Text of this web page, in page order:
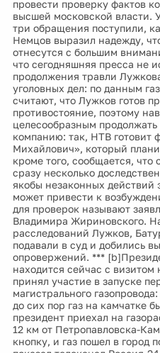
провести проверку фактов
высшей московской власти.
три обращения поступили,
Немцов выразил надежду,
отнесутся с большим
что сегодняшняя пресса не
продолжения травли
уголовных дел: по данным
считают, что Лужков готов
противостояние, поэтому
целесообразным
компанию: так, НТВ готовит
Михайлович», который
кроме того, сообщается,
сразу несколько
якобы незаконных действий
может привести к
для проверок называют
Владимира Жириновского.
расследований Лужков,
подавали в суд и добились
опровержений. ***
находится сейчас с визитом
принял участие в запуске
магистрального
до сих пор газ на камчатке
президент приехал на
12 км от Петропавловска-
кнопку, и газ пошел в город